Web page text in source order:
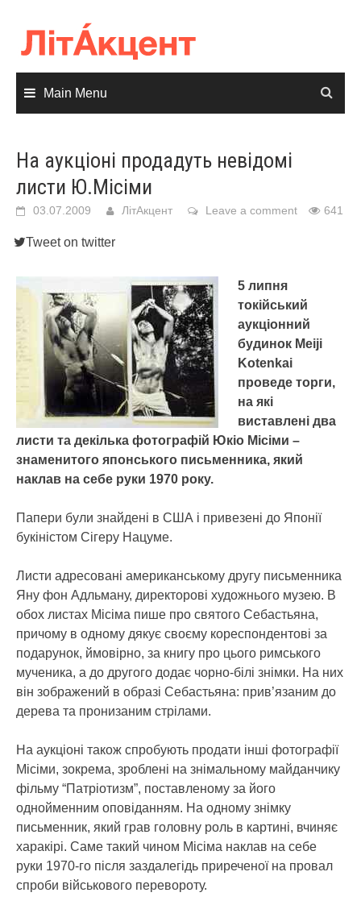
content
Main Menu
На аукціоні продадуть невідомі
листи Ю.Місіми
03.07.2009 ЛітАкцент Leave a comment 641
Tweet on twitter
5 липня
токійський
аукціонний
будинок Meiji
Kotenkai
проведе торги,
на які
виставлені два
листи та декілька фотографій Юкіо Місіми –
знаменитого японського письменника, який
наклав на себе руки 1970 року.
Папери були знайдені в США і привезені до Японії
букіністом Сігеру Нацуме.
Листи адресовані американському другу письменника
Яну фон Адльману, директорові художнього музею. В
обох листах Місіма пише про святого Себастьяна,
причому в одному дякує своєму кореспондентові за
подарунок, ймовірно, за книгу про цього римського
мученика, а до другого додає чорно-білі знімки. На них
він зображений в образі Себастьяна: прив’язаним до
дерева та пронизаним стрілами.
На аукціоні також спробують продати інші фотографії
Місіми, зокрема, зроблені на знімальному майданчику
фільму “Патріотизм”, поставленому за його
однойменним оповіданням. На одному знімку
письменник, який грав головну роль в картині, вчиняє
харакірі. Саме такий чином Місіма наклав на себе
руки 1970-го після заздалегідь приреченої на провал
спроби військового перевороту.